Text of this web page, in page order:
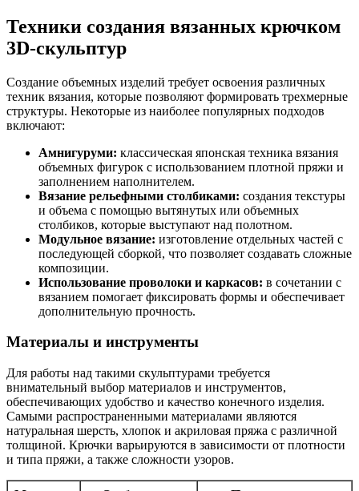
Техники создания вязанных крючком
3D-скульптур
Создание объемных изделий требует освоения различных
техник вязания, которые позволяют формировать трехмерные
структуры. Некоторые из наиболее популярных подходов
включают:
Амнигуруми: классическая японская техника вязания
объемных фигурок с использованием плотной пряжи и
заполнением наполнителем.
Вязание рельефными столбиками: создания текстуры
и объема с помощью вытянутых или объемных
столбиков, которые выступают над полотном.
Модульное вязание: изготовление отдельных частей с
последующей сборкой, что позволяет создавать сложные
композиции.
Использование проволоки и каркасов: в сочетании с
вязанием помогает фиксировать формы и обеспечивает
дополнительную прочность.
Материалы и инструменты
Для работы над такими скульптурами требуется
внимательный выбор материалов и инструментов,
обеспечивающих удобство и качество конечного изделия.
Самыми распространенными материалами являются
натуральная шерсть, хлопок и акриловая пряжа с различной
толщиной. Крючки варьируются в зависимости от плотности
и типа пряжи, а также сложности узоров.